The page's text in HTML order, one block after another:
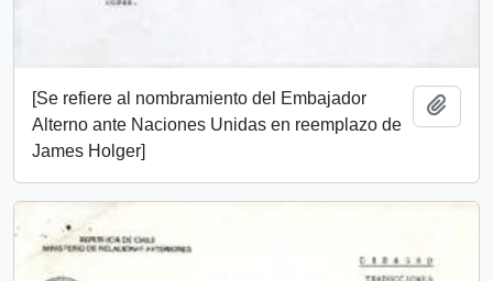
[Se refiere al nombramiento del Embajador
Alterno ante Naciones Unidas en reemplazo de
James Holger]